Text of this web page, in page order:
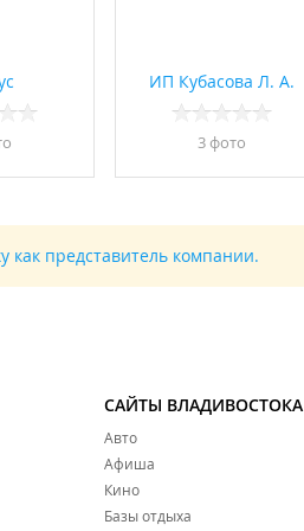
ИП Кубасова Л. А.
3 фото
как представитель компании.
САЙТЫ ВЛАДИВОСТОКА
Авто
Афиша
Кино
Базы отдыха